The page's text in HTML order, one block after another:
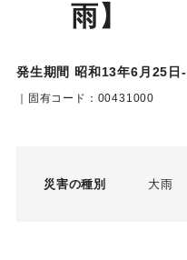
雨】
発生期間 昭和13年6月25日-
｜固有コード：00431000
災害の種別 大雨